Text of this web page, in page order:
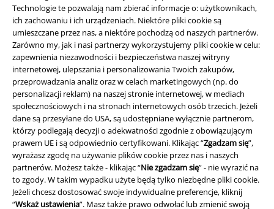
Technologie te pozwalają nam zbierać informacje o: użytkownikach,
ich zachowaniu i ich urządzeniach. Niektóre pliki cookie są
umieszczane przez nas, a niektóre pochodzą od naszych partnerów.
Zarówno my, jak i nasi partnerzy wykorzystujemy pliki cookie w celu:
zapewnienia niezawodności i bezpieczeństwa naszej witryny
internetowej, ulepszania i personalizowania Twoich zakupów,
przeprowadzania analiz oraz w celach marketingowych (np. do
personalizacji reklam) na naszej stronie internetowej, w mediach
społecznościowych i na stronach internetowych osób trzecich. Jeżeli
dane są przesyłane do USA, są udostępniane wyłącznie partnerom,
którzy podlegają decyzji o adekwatności zgodnie z obowiązującym
prawem UE i są odpowiednio certyfikowani. Klikając “Zgadzam się”,
wyrażasz zgodę na używanie plików cookie przez nas i naszych
partnerów. Możesz także - klikając “Nie zgadzam się” - nie wyrazić na
to zgody. W takim wypadku użyte będą tylko niezbędne pliki cookie.
Jeżeli chcesz dostosować swoje indywidualne preferencje, kliknij
“Wskaż ustawienia”. Masz także prawo odwołać lub zmienić swoją
kapturem, które wyrażają ich
preferencje dla "Titanfall", "The
Legend of Zelda" czy "Assassin's
Creed" - pasując, w końcu zabójcy z
hitowej serii również lubią nosić kurtki
z kapturem. Fani seriali i filmów od
"The Walking Dead" po "Gwiezdne
wojny" również znajdą to, czego szukają. Niezależnie od stylu i scenerii,
kurtka z kapturem jest po prostu jego częścią. Zacznij więc przeglądać i
spraw, aby Twoja garderoba fanów była idealna!
U nas znajdziesz jeszcze więcej odzieży na najróżniejsze okazje. Po
prostu przeglądaj tutaj:
Ciepłe kurtki zimowe
Świąteczny sweter
Kurtki studenckie